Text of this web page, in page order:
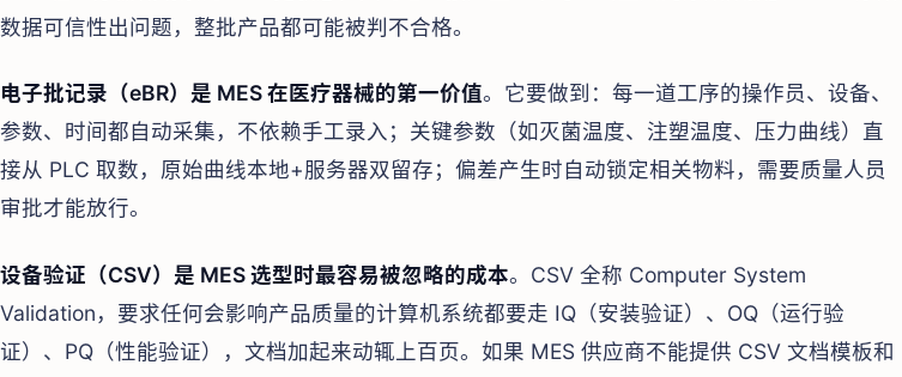
数据可信性出问题，整批产品都可能被判不合格。
电子批记录（eBR）是 MES 在医疗器械的第一价值。它要做到：每一道工序的操作员、设备、
参数、时间都自动采集，不依赖手工录入；关键参数（如灭菌温度、注塑温度、压力曲线）直
接从 PLC 取数，原始曲线本地+服务器双留存；偏差产生时自动锁定相关物料，需要质量人员
审批才能放行。
设备验证（CSV）是 MES 选型时最容易被忽略的成本。CSV 全称 Computer System
Validation，要求任何会影响产品质量的计算机系统都要走 IQ（安装验证）、OQ（运行验
证）、PQ（性能验证），文档加起来动辄上百页。如果 MES 供应商不能提供 CSV 文档模板和